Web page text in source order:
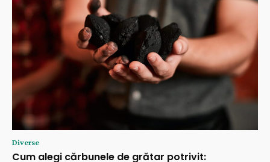
Diverse
Cum alegi cărbunele de grătar potrivit: